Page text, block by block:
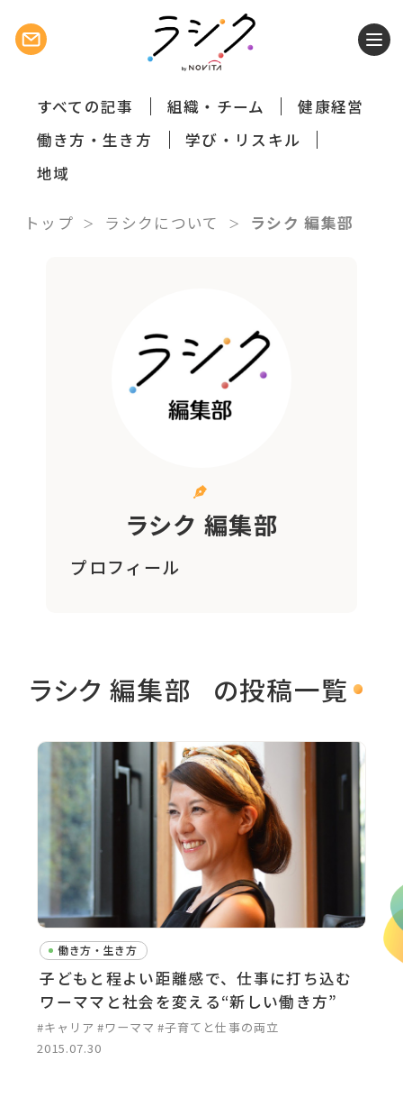
すべての記事 組織・チーム
健康経営
働き方・生き方
学び・リスキル
地域
トップ ラシクについて ラシク 編集部
ラシク 編集部
プロフィール
ラシク 編集部 の投稿一覧
働き方・生き方
子どもと程よい距離感で、仕事に打ち込む
ワーママと社会を変える“新しい働き方”
#キャリア #ワーママ #子育てと仕事の両立
2015.07.30